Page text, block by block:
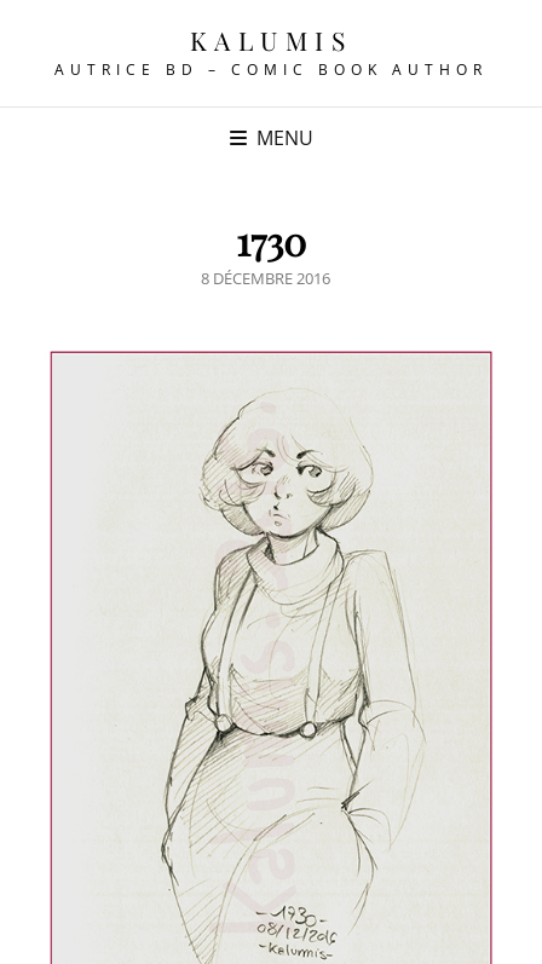
KALUMIS
AUTRICE BD – COMIC BOOK AUTHOR
MENU
1730
POSTED
8 DÉCEMBRE 2016